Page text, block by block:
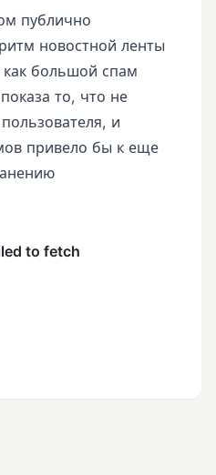
публично
новостной ленты
как большой спам
то, что не
и
привело бы к еще